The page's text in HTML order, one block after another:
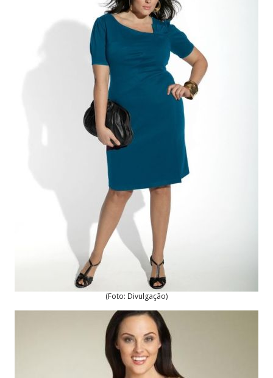
(Foto: Divulgação)